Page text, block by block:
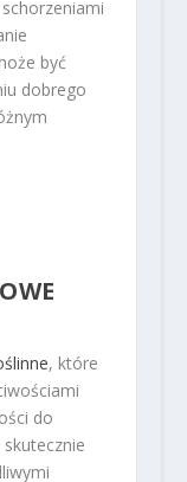
być
dobrego
, które
do